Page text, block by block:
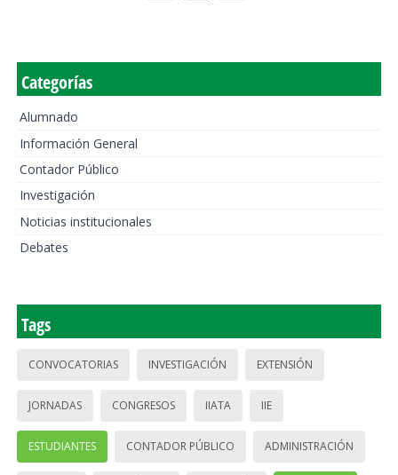
Categorías
Alumnado
Información General
Contador Público
Investigación
Noticias institucionales
Debates
Tags
CONVOCATORIAS INVESTIGACIÓN EXTENSIÓN
JORNADAS CONGRESOS IIATA IIE
ESTUDIANTES CONTADOR PÚBLICO ADMINISTRACIÓN